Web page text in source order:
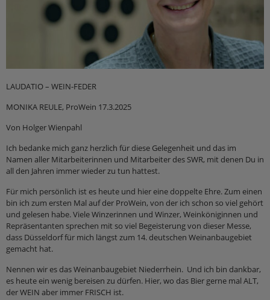
LAUDATIO – WEIN-FEDER
MONIKA REULE, ProWein 17.3.2025
Von Holger Wienpahl
Ich bedanke mich ganz herzlich für diese Gelegenheit und das im
Namen aller Mitarbeiterinnen und Mitarbeiter des SWR, mit denen Du in
all den Jahren immer wieder zu tun hattest.
Für mich persönlich ist es heute und hier eine doppelte Ehre. Zum einen
bin ich zum ersten Mal auf der ProWein, von der ich schon so viel gehört
und gelesen habe. Viele Winzerinnen und Winzer, Weinköniginnen und
Repräsentanten sprechen mit so viel Begeisterung von dieser Messe,
dass Düsseldorf für mich längst zum 14. deutschen Weinanbaugebiet
gemacht hat.
Nennen wir es das Weinanbaugebiet Niederrhein. Und ich bin dankbar,
es heute ein wenig bereisen zu dürfen. Hier, wo das Bier gerne mal ALT,
der WEIN aber immer FRISCH ist.